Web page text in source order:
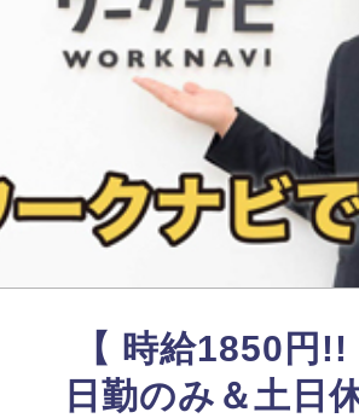
【 時給1850円!!
日勤のみ＆土日